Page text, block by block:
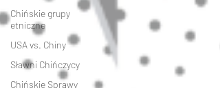
Chińskie grupy
etniczne
USA vs. Chiny
Sławni Chińczycy
Chińskie Sprawy